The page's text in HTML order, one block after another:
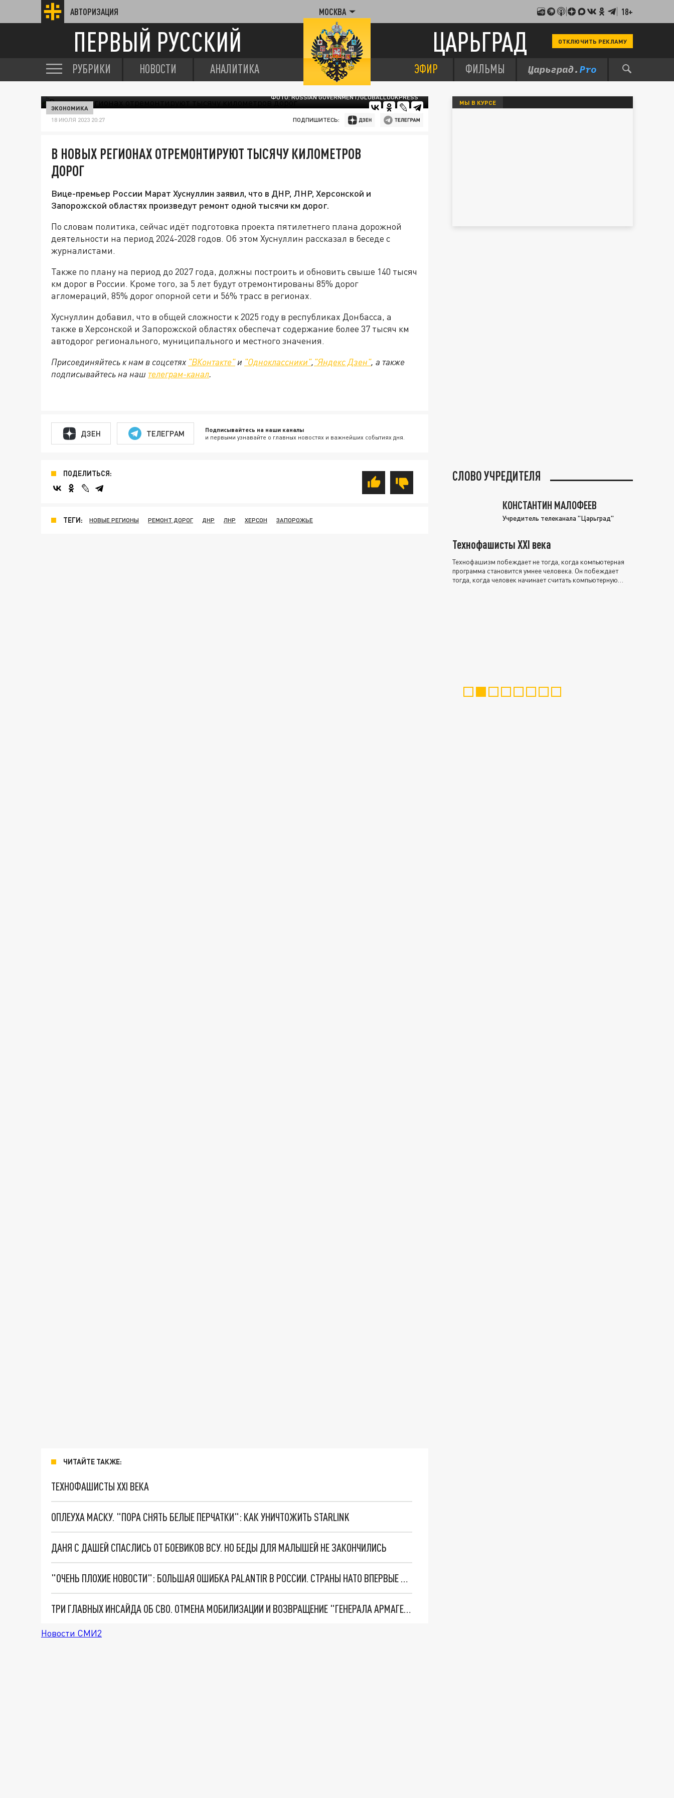
АВТОРИЗАЦИЯ МОСКВА 18+
ПЕРВЫЙ РУССКИЙ ЦАРЬГРАД ОТКЛЮЧИТЬ РЕКЛАМУ
РУБРИКИ НОВОСТИ АНАЛИТИКА ЭФИР ФИЛЬМЫ
ФОТО: RUSSIAN GOVERNMENT/GLOBALLOOKPRESS
ЭКОНОМИКА
18 ИЮЛЯ 2023 20:27 ПОДПИШИТЕСЬ:
В НОВЫХ РЕГИОНАХ ОТРЕМОНТИРУЮТ ТЫСЯЧУ КИЛОМЕТРОВ
ДОРОГ
Вице-премьер России Марат Хуснуллин заявил, что в ДНР, ЛНР, Херсонской и
Запорожской областях произведут ремонт одной тысячи км дорог.
По словам политика, сейчас идёт подготовка проекта пятилетнего плана дорожной
деятельности на период 2024-2028 годов. Об этом Хуснуллин рассказал в беседе с
журналистами.
Также по плану на период до 2027 года, должны построить и обновить свыше 140 тысяч
км дорог в России. Кроме того, за 5 лет будут отремонтированы 85% дорог
агломераций, 85% дорог опорной сети и 56% трасс в регионах.
Хуснуллин добавил, что в общей сложности к 2025 году в республиках Донбасса, а
также в Херсонской и Запорожской областях обеспечат содержание более 37 тысяч км
автодорог регионального, муниципального и местного значения.
Присоединяйтесь к нам в соцсетях "ВКонтакте"и "Одноклассники","Яндекс Дзен", а также
подписывайтесь на наш телеграм-канал.
ДЗЕН ТЕЛЕГРАМ Подписывайтесь на наши каналы
и первыми узнавайте о главных новостях и важнейших событиях дня.
ПОДЕЛИТЬСЯ:
ТЕГИ: НОВЫЕ РЕГИОНЫ РЕМОНТ ДОРОГ ДНР ЛНР ХЕРСОН ЗАПОРОЖЬЕ
ЧИТАЙТЕ ТАКЖЕ:
ТЕХНОФАШИСТЫ XXI ВЕКА
ОПЛЕУХА МАСКУ. "ПОРА СНЯТЬ БЕЛЫЕ ПЕРЧАТКИ": КАК УНИЧТОЖИТЬ STARLINK
ДАНЯ С ДАШЕЙ СПАСЛИСЬ ОТ БОЕВИКОВ ВСУ. НО БЕДЫ ДЛЯ МАЛЫШЕЙ НЕ ЗАКОНЧИЛИСЬ
"ОЧЕНЬ ПЛОХИЕ НОВОСТИ": БОЛЬШАЯ ОШИБКА PALANTIR В РОССИИ. СТРАНЫ НАТО ВПЕРВЫЕ ЗА СВО ОСТАНОВИЛИ ПОСТАВКИ ОРУЖИЯ. ВСУ ТЕРЯЮТ ПРИГРАНИЧЬЕ?
ТРИ ГЛАВНЫХ ИНСАЙДА ОБ СВО. ОТМЕНА МОБИЛИЗАЦИИ И ВОЗВРАЩЕНИЕ "ГЕНЕРАЛА АРМАГЕДДОНА"? ОТЛИЧНЫЕ НОВОСТИ, КОТОРЫЕ ЖДАЛИ ВСЕ
Новости СМИ2
МЫ В КУРСЕ
СЛОВО УЧРЕДИТЕЛЯ
КОНСТАНТИН МАЛОФЕЕВ
Учредитель телеканала "Царьград"
Технофашисты XXI века
Технофашизм побеждает не тогда, когда компьютерная
программа становится умнее человека. Он побеждает
тогда, когда человек начинает считать компьютерную